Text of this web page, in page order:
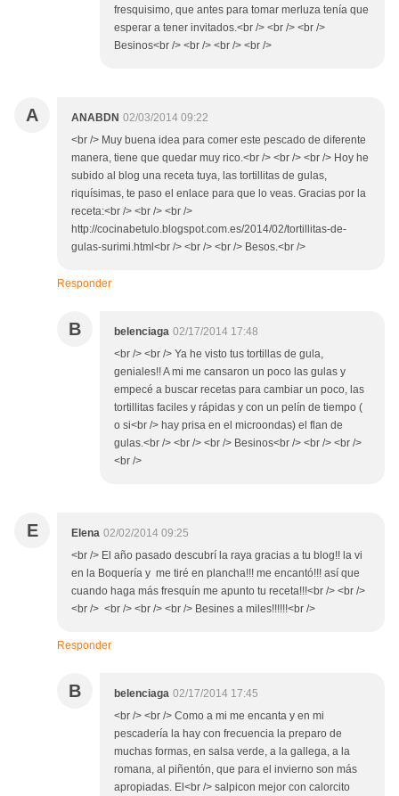
fresquisimo, que antes para tomar merluza tenía que
esperar a tener invitados.<br /> <br /> <br />
Besinos<br /> <br /> <br /> <br />
A ANABDN 02/03/2014 09:22
<br /> Muy buena idea para comer este pescado de diferente
manera, tiene que quedar muy rico.<br /> <br /> <br /> Hoy he
subido al blog una receta tuya, las tortillitas de gulas,
riquísimas, te paso el enlace para que lo veas. Gracias por la
receta:<br /> <br /> <br />
http://cocinabetulo.blogspot.com.es/2014/02/tortillitas-de-
gulas-surimi.html<br /> <br /> <br /> Besos.<br />
Responder
B belenciaga 02/17/2014 17:48
<br /> <br /> Ya he visto tus tortillas de gula,
geniales!! A mi me cansaron un poco las gulas y
empecé a buscar recetas para cambiar un poco, las
tortillitas faciles y rápidas y con un pelín de tiempo (
o si<br /> hay prisa en el microondas) el flan de
gulas.<br /> <br /> <br /> Besinos<br /> <br /> <br />
<br />
E Elena 02/02/2014 09:25
<br /> El año pasado descubrí la raya gracias a tu blog!! la vi
en la Boquería y me tiré en plancha!!! me encantó!!! así que
cuando haga más fresquín me apunto tu receta!!!<br /> <br />
<br /> <br /> <br /> <br /> Besines a miles!!!!!!<br />
Responder
B belenciaga 02/17/2014 17:45
<br /> <br /> Como a mi me encanta y en mi
pescadería la hay con frecuencia la preparo de
muchas formas, en salsa verde, a la gallega, a la
romana, al piñentón, que para el invierno son más
apropiadas. El<br /> salpicon mejor con calorcito